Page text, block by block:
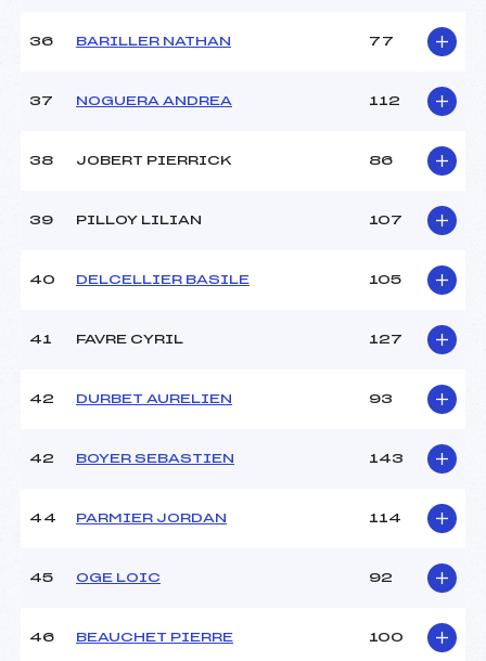
36 BARILLER NATHAN 77
37 NOGUERA ANDREA 112
38 JOBERT PIERRICK 86
39 PILLOY LILIAN 107
40 DELCELLIER BASILE 105
41 FAVRE CYRIL 127
42 DURBET AURELIEN 93
42 BOYER SEBASTIEN 143
44 PARMIER JORDAN 114
45 OGE LOIC 92
46 BEAUCHET PIERRE 100